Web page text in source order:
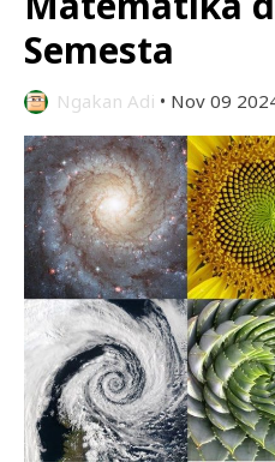
Semesta
Ngakan Adi • Nov 09